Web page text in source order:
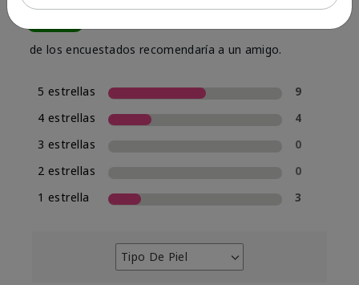
de los encuestados recomendaría a un amigo.
5 estrellas
9
4 estrellas
4
3 estrellas
0
2 estrellas
0
1 estrella
3
Tipo De Piel
Filtrar